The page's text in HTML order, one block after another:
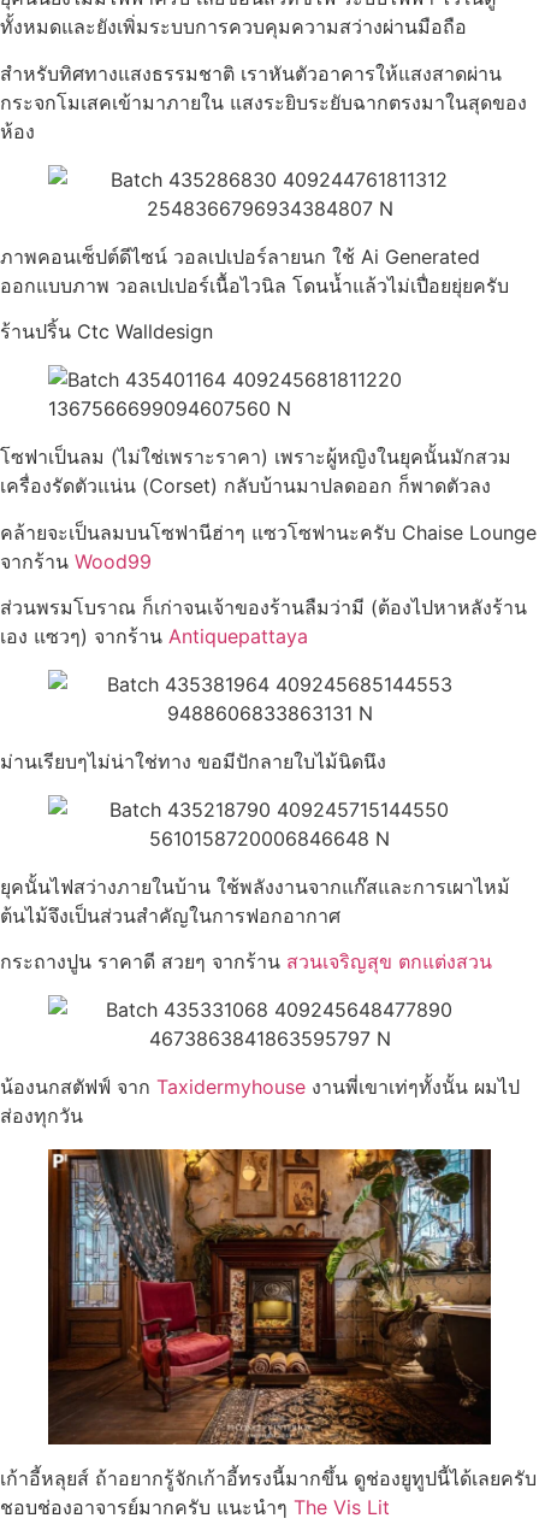
ทั้งหมดและยังเพิ่มระบบการควบคุมความสว่างผ่านมือถือ
สำหรับทิศทางแสงธรรมชาติ เราหันตัวอาคารให้แสงสาดผ่าน
กระจกโมเสคเข้ามาภายใน แสงระยิบระยับฉากตรงมาในสุดของ
ห้อง
ภาพคอนเซ็ปต์ดีไซน์ วอลเปเปอร์ลายนก ใช้ Ai Generated
ออกแบบภาพ วอลเปเปอร์เนื้อไวนิล โดนน้ำแล้วไม่เปื่อยยุ่ยครับ
ร้านปริ้น Ctc Walldesign
โซฟาเป็นลม (ไม่ใช่เพราะราคา) เพราะผู้หญิงในยุคนั้นมักสวม
เครื่องรัดตัวแน่น (Corset) กลับบ้านมาปลดออก ก็พาดตัวลง
คล้ายจะเป็นลมบนโซฟานีฮ่าๆ แซวโซฟานะครับ Chaise Lounge
จากร้าน Wood99
ส่วนพรมโบราณ ก็เก่าจนเจ้าของร้านลืมว่ามี (ต้องไปหาหลังร้าน
เอง แซวๆ) จากร้าน Antiquepattaya
ม่านเรียบๆไม่น่าใช่ทาง ขอมีปักลายใบไม้นิดนึง
ยุคนั้นไฟสว่างภายในบ้าน ใช้พลังงานจากแก๊สและการเผาไหม้
ต้นไม้จึงเป็นส่วนสำคัญในการฟอกอากาศ
กระถางปูน ราคาดี สวยๆ จากร้าน สวนเจริญสุข ตกแต่งสวน
น้องนกสตัฟฟ์ จาก Taxidermyhouse งานพี่เขาเท่ๆทั้งนั้น ผมไป
ส่องทุกวัน
เก้าอี้หลุยส์ ถ้าอยากรู้จักเก้าอี้ทรงนี้มากขึ้น ดูช่องยูทูปนี้ได้เลยครับ
ชอบช่องอาจารย์มากครับ แนะนำๆ The Vis Lit